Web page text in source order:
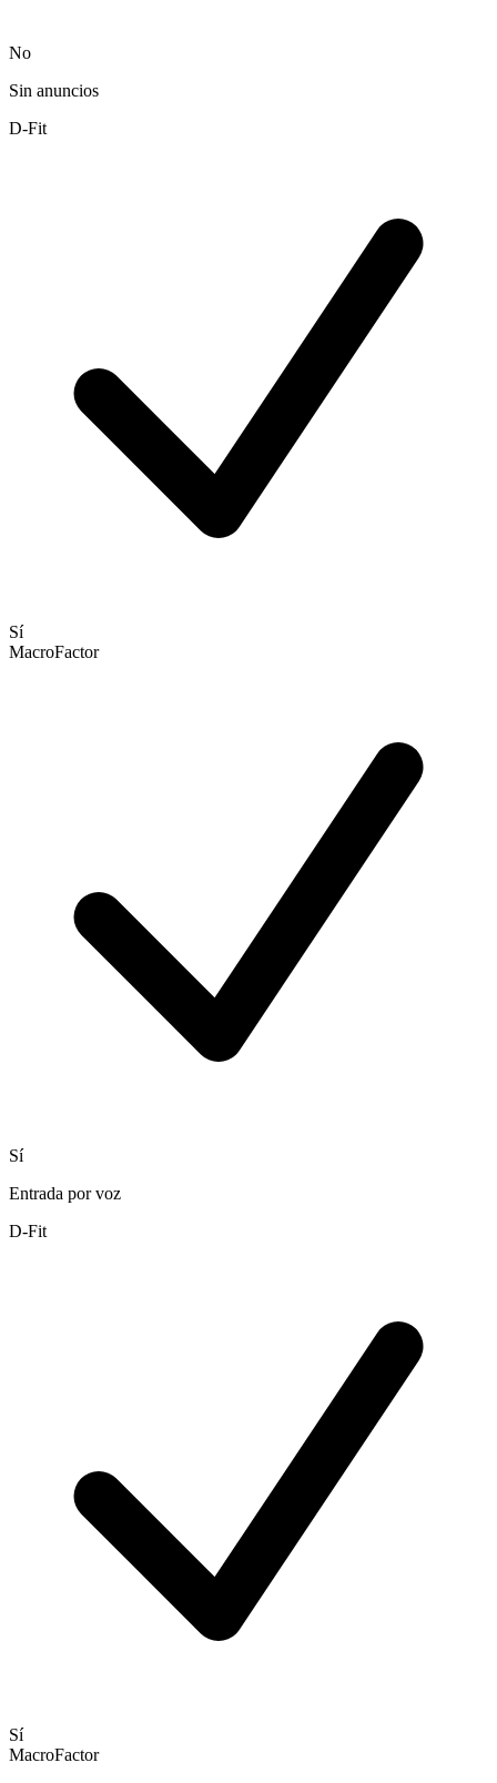
No
Sin anuncios
D-Fit
Sí
MacroFactor
Sí
Entrada por voz
D-Fit
Sí
MacroFactor